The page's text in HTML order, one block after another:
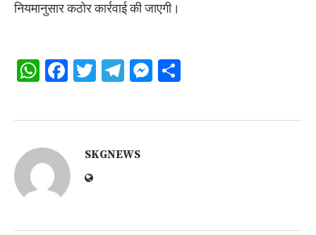
नियमानुसार कठोर कार्रवाई की जाएगी।
WhatsApp
Facebook
Twitter
Telegram
Messenger
SKGNEWS